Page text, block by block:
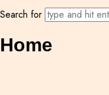
Search for
Home